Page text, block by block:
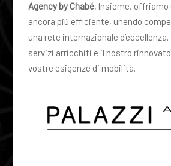
Agency by Chabé. Insieme, offriamo
ancora più efficiente, unendo
una rete internazionale
servizi arricchiti e il nostro
vostre esigenze di mobilità.